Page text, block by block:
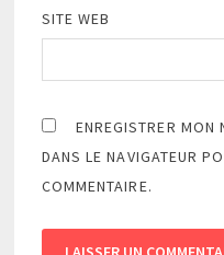
SITE WEB
ENREGISTRER
DANS LE NAVIGATEUR
COMMENTAIRE.